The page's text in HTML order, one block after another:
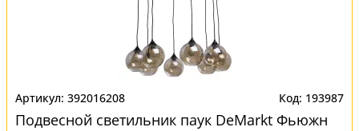
392016208 193987
Подвесной светильник паук DeMarkt Фьюжн